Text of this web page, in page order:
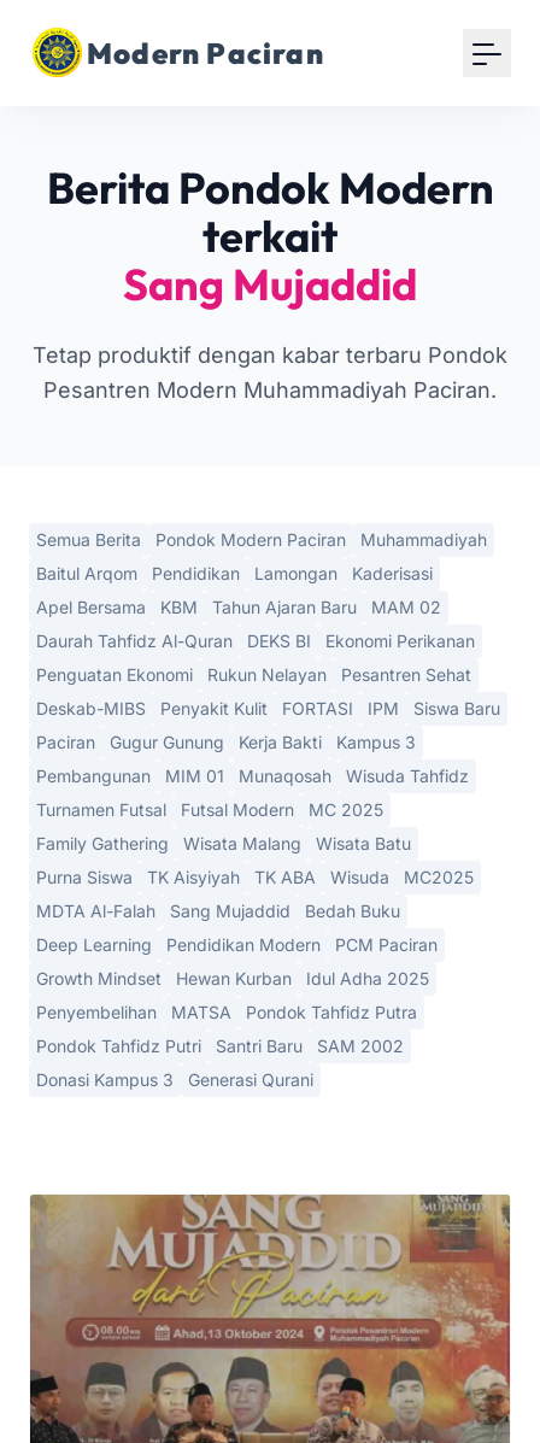
Modern Paciran
Berita Pondok Modern
terkait
Sang Mujaddid
Tetap produktif dengan kabar terbaru Pondok
Pesantren Modern Muhammadiyah Paciran.
Semua Berita Pondok Modern Paciran
Muhammadiyah
Baitul Arqom
Pendidikan Lamongan
Kaderisasi
Apel Bersama
KBM Tahun Ajaran Baru
MAM 02
Daurah Tahfidz Al-Quran
DEKS BI
Ekonomi Perikanan
Penguatan Ekonomi
Rukun Nelayan
Pesantren Sehat
Deskab-MIBS
Penyakit Kulit FORTASI IPM
Siswa Baru
Paciran
Gugur Gunung Kerja Bakti
Kampus 3
Pembangunan
MIM 01 Munaqosah
Wisuda Tahfidz
Turnamen Futsal
Futsal Modern
MC 2025
Family Gathering
Wisata Malang
Wisata Batu
Purna Siswa
TK Aisyiyah TK ABA Wisuda
MC2025
MDTA Al-Falah
Sang Mujaddid
Bedah Buku
Deep Learning
Pendidikan Modern
PCM Paciran
Growth Mindset
Hewan Kurban
Idul Adha 2025
Penyembelihan
MATSA
Pondok Tahfidz Putra
Pondok Tahfidz Putri
Santri Baru
SAM 2002
Donasi Kampus 3
Generasi Qurani